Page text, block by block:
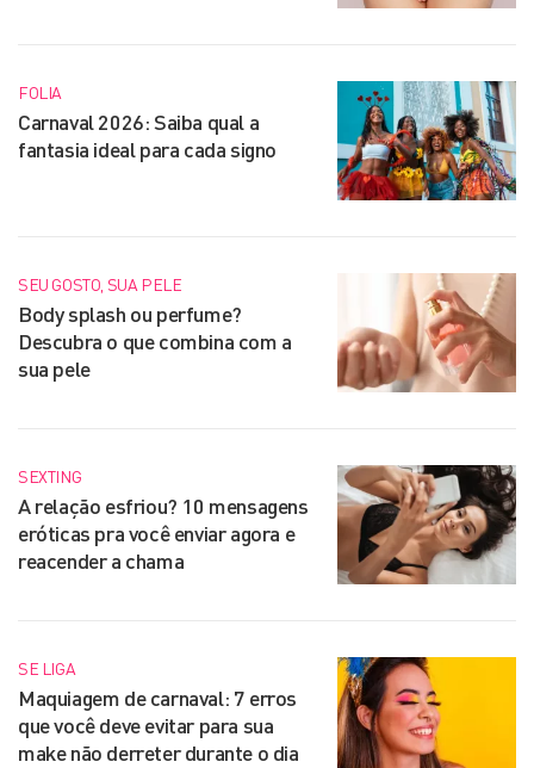
FOLIA
Carnaval 2026: Saiba qual a
fantasia ideal para cada signo
SEU GOSTO, SUA PELE
Body splash ou perfume?
Descubra o que combina com a
sua pele
SEXTING
A relação esfriou? 10 mensagens
eróticas pra você enviar agora e
reacender a chama
SE LIGA
Maquiagem de carnaval: 7 erros
que você deve evitar para sua
make não derreter durante o dia